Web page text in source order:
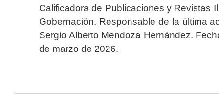
Calificadora de Publicaciones y Revistas
Gobernación. Responsable de la última
Sergio Alberto Mendoza Hernández.
de marzo de 2026.